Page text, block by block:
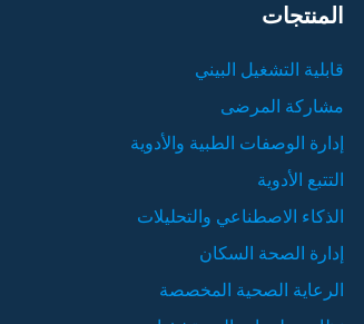
المنتجات
قابلية التشغيل البيني
مشاركة المرضى
إدارة الوصفات الطبية والأدوية
التتبع الأدوية
الذكاء الاصطناعي والتحليلات
إدارة الصحة السكان
الرعاية الصحية المخصصة